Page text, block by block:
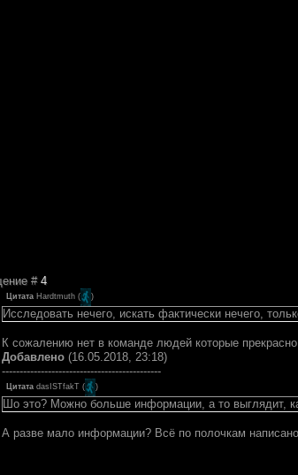
# 4
Цитата Hardtmuth ( )
Исследовать нечего, искать фактически нечего,
К сожалению нет в команде людей которые
Добавлено (16.05.2018, 23:18)
---------------------------------------------
Цитата dasISTfakT ( )
Шо это? Можно больше информации, а то выглядит,
А разве мало информации? Всё по полочкам